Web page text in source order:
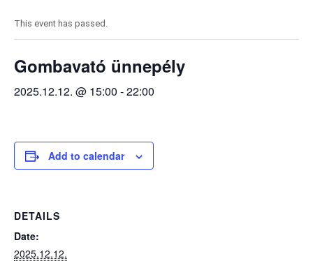
This event has passed.
Gombavató ünnepély
2025.12.12. @ 15:00 -22:00
Add to calendar
DETAILS
Date:
2025.12.12.